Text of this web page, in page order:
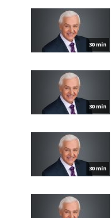
30 min
30 min
30 min